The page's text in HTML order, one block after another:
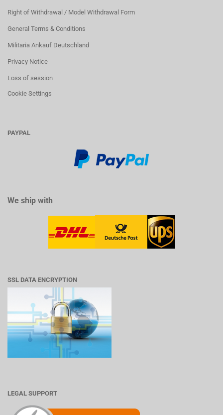
Right of Withdrawal / Model Withdrawal Form
General Terms & Conditions
Militaria Ankauf Deutschland
Privacy Notice
Loss of session
Cookie Settings
PAYPAL
We ship with
SSL DATA ENCRYPTION
LEGAL SUPPORT